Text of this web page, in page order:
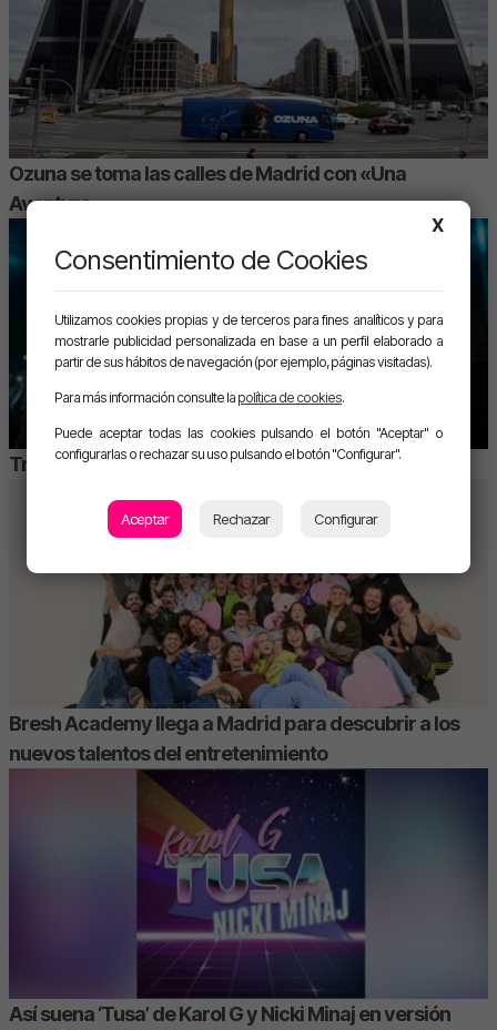
Ozuna se toma las calles de Madrid con «Una
Aventura»
Trueno hace «sold out» en València
Bresh Academy llega a Madrid para descubrir a los
nuevos talentos del entretenimiento
Así suena ‘Tusa’ de Karol G y Nicki Minaj en versión
X
Consentimiento de Cookies
Utilizamos cookies propias y de terceros para fines analíticos y para
mostrarle publicidad personalizada en base a un perfil elaborado a
partir de sus hábitos de navegación (por ejemplo, páginas visitadas).
Para más información consulte la política de cookies.
Puede aceptar todas las cookies pulsando el botón "Aceptar" o
configurarlas o rechazar su uso pulsando el botón "Configurar".
Aceptar Rechazar Configurar